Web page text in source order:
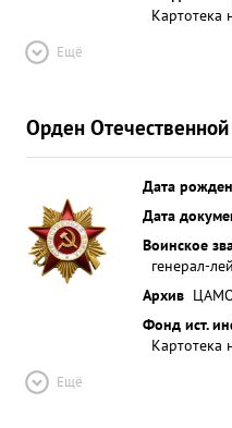
Картотека
Ещё
Орден
Дата
Дата
Воинское
генерал-
Архив
Фонд ист.
Картотека
Ещё